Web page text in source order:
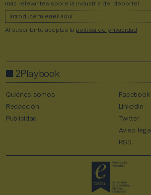
más relevantes sobre la industria del deporte!
Al suscribirte aceptas la política de privacidad
2Playbook
Quiénes somos
Redacción
Publicidad
Facebook
Linkedin
Twitter
Aviso legal
RSS